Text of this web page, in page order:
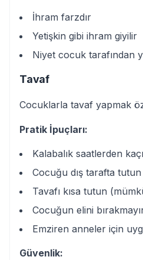
İhram farzdır
Yetişkin gibi ihram giyilir
Niyet cocuk tarafından
Tavaf
Cocuklarla tavaf yapmak
Pratik İpuçları:
Kalabalık saatlerden
Cocuğu dış tarafta tutun
Tavafı kısa tutun
Cocuğun elini
Emziren anneler için
Güvenlik: